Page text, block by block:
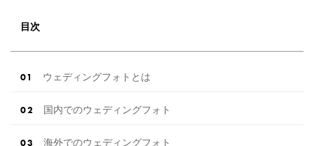
0 […]続きを読む
目次
ウェディングフォトとは
国内でのウェディングフォト
海外でのウェディングフォト